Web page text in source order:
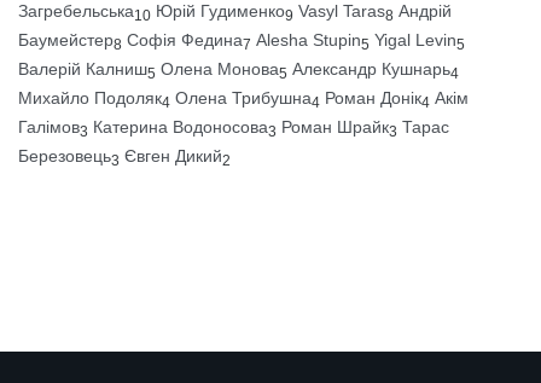
Загребельська10 Юрій Гудименко9 Vasyl Taras8 Андрій
Баумейстер8 Софія Федина7 Alesha Stupin5 Yigal Levin5
Валерій Калниш5 Олена Монова5 Александр Кушнарь4
Михайло Подоляк4 Олена Трибушна4 Роман Донік4 Акім
Галімов3 Катерина Водоносова3 Роман Шрайк3 Тарас
Березовець3 Євген Дикий2